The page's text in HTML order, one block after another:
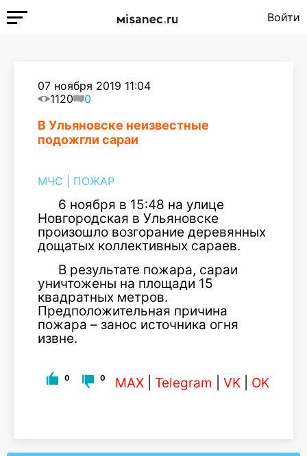
Войти
07 ноября 2019 11:04
1120
0
В Ульяновске неизвестные
подожгли сараи
МЧС ПОЖАР
6 ноября в 15:48 на улице
Новгородская в Ульяновске
произошло возгорание деревянных
дощатых коллективных сараев.
В результате пожара, сараи
уничтожены на площади 15
квадратных метров.
Предположительная причина
пожара – занос источника огня
извне.
0 0 MAX Telegram VK OK